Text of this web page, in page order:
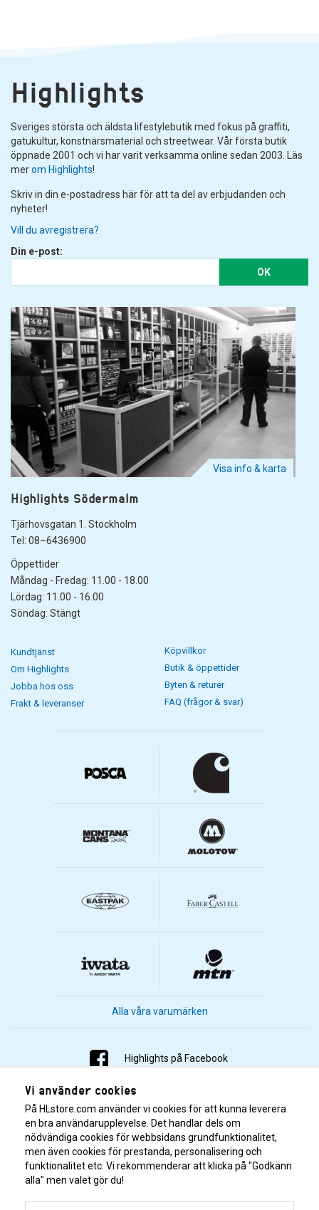
Highlights
Sveriges största och äldsta lifestylebutik med fokus på graffiti,
gatukultur, konstnärsmaterial och streetwear. Vår första butik
öppnade 2001 och vi har varit verksamma online sedan 2003. Läs
merom Highlights!
Skriv in din e-postadress här för att ta del av erbjudanden och
nyheter!
Vill du avregistrera?
Din e-post:
OK
Visa info & karta
Highlights Södermalm
Tjärhovsgatan 1. Stockholm
Tel: 08–6436900
Öppettider
Måndag - Fredag: 11.00 - 18.00
Lördag: 11.00 - 16.00
Söndag: Stängt
Kundtjänst
Om Highlights
Jobba hos oss
Frakt & leveranser
Köpvillkor
Butik & öppettider
Byten & returer
FAQ (frågor & svar)
Alla våra varumärken
Highlights på Facebook
Highlights på Instagram
Highlights på Youtube
Highlights på Tiktok
Vi använder cookies
På HLstore.com använder vi cookies för att kunna leverera
en bra användarupplevelse. Det handlar dels om
nödvändiga cookies för webbsidans grundfunktionalitet,
men även cookies för prestanda, personalisering och
funktionalitet etc. Vi rekommenderar att klicka på "Godkänn
alla" men valet gör du!